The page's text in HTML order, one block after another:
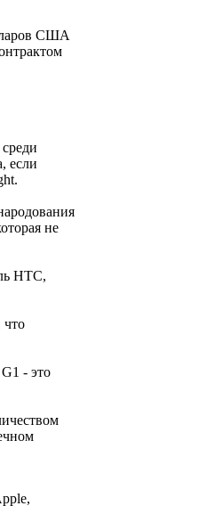
США
если
не
HTC,
что
- это